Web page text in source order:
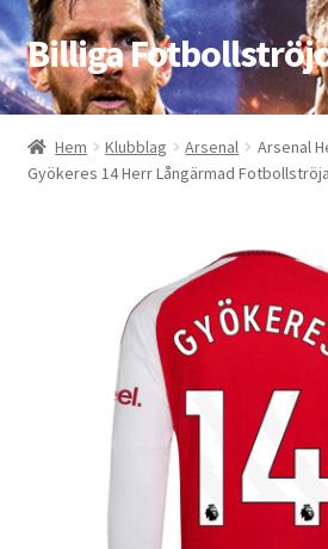
Hoppa
till
navigering
Hoppa
till
innehåll
Billiga
Hem
Bloggar
Kontakta oss
Mitt konto
Storleksguiden
Hem Klubblag Arsenal
Arsenal
Gyökeres 14 Herr Långärmad Fotbollströja